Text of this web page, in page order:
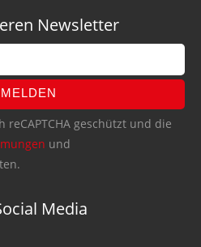
Newsletter
geschützt und die
und
Media